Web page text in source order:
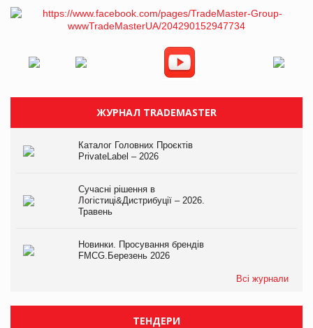
ЖУРНАЛ TRADEMASTER
Каталог Головних Проєктів
PrivateLabel – 2026
Сучасні рішення в
Логістиці&Дистрибуції – 2026.
Травень
Новинки. Просування брендів
FMCG.Березень 2026
Всі журнали
ТЕНДЕРИ